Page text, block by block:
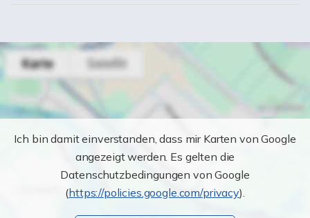
Ich bin damit einverstanden, dass mir Karten von Google
angezeigt werden. Es gelten die
Datenschutzbedingungen von Google
(https://policies.google.com/privacy).